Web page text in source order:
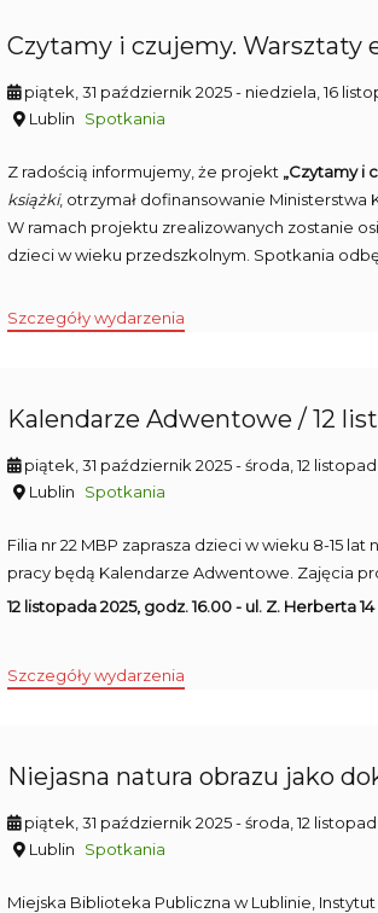
Czytamy i czujemy. Warsztaty
piątek, 31 październik 2025- niedziela, 16
Lublin
Spotkania
Z radością informujemy, że projekt „Czytamy i
książki, otrzymał dofinansowanie Ministerstwa
W ramach projektu zrealizowanych zostanie
dzieci w wieku przedszkolnym. Spotkania
Szczegóły wydarzenia
Kalendarze Adwentowe / 12
piątek, 31 październik 2025- środa, 12
Lublin
Spotkania
Filia nr 22 MBP zaprasza dzieci w wieku 8-15
pracy będą Kalendarze Adwentowe. Zajęcia
12 listopada 2025, godz. 16.00 - ul. Z. Herberta 14
Szczegóły wydarzenia
Niejasna natura obrazu jako
piątek, 31 październik 2025- środa, 12
Lublin
Spotkania
Miejska Biblioteka Publiczna w Lublinie,